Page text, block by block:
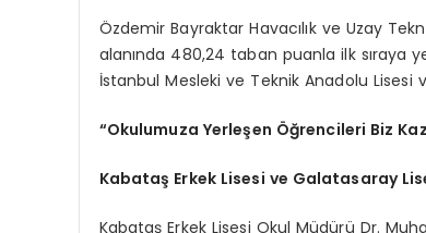
Özdemir Bayraktar Havacılık ve Uzay
alanında 480,24 taban puanla ilk sıraya
İstanbul Mesleki ve Teknik Anadolu Lisesi
“Okulumuza Yerleşen Öğrencileri Biz
Kabataş Erkek Lisesi ve Galatasaray
Kabataş Erkek Lisesi Okul Müdürü Dr.